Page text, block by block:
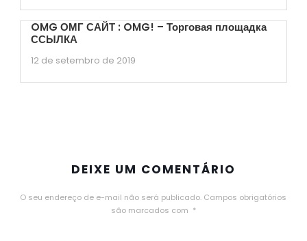
OMG ОМГ САЙТ : OMG! – Торговая площадка
ССЫЛКА
12 de setembro de 2019
DEIXE UM COMENTÁRIO
O seu endereço de e-mail não será publicado. Campos obrigatórios
são marcados com *